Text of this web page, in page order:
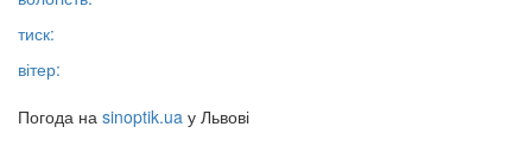
тиск:
вітер:
Погода на sinoptik.ua у Львові